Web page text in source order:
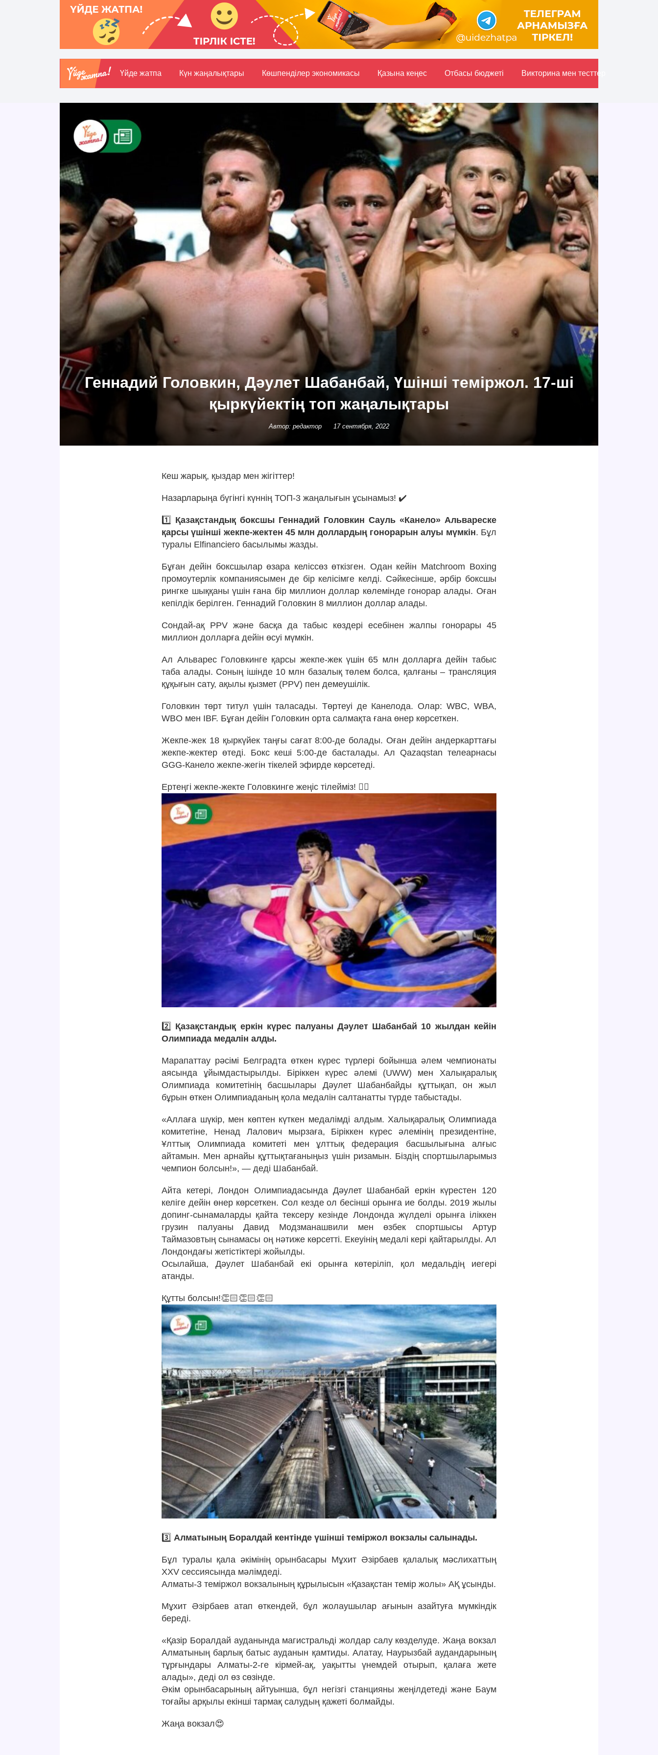
Үйде жатпа Күн жаңалықтары Көшпенділер экономикасы Қазына кеңес Отбасы бюджетi Викторина мен тесттер
Геннадий Головкин, Дәулет Шабанбай, Үшінші теміржол. 17-ші
қыркүйектің топ жаңалықтары
Автор: редактор 17 сентября, 2022
Кеш жарық, қыздар мен жігіттер!
Назарларыңа бүгінгі күннің ТОП-3 жаңалығын ұсынамыз! ✔️
1️⃣ Қазақстандық боксшы Геннадий Головкин Сауль «Канело» Альвареске
қарсы үшінші жекпе-жектен 45 млн доллардың гонорарын алуы мүмкін. Бұл
туралы Elfinanciero басылымы жазды.
Бұған дейін боксшылар өзара келіссөз өткізген. Одан кейін Matchroom Boxing
промоутерлік компаниясымен де бір келісімге келді. Сәйкесінше, әрбір боксшы
рингке шыққаны үшін ғана бір миллион доллар көлемінде гонорар алады. Оған
кепілдік берілген. Геннадий Головкин 8 миллион доллар алады.
Сондай-ақ PPV және басқа да табыс көздері есебінен жалпы гонорары 45
миллион долларға дейін өсуі мүмкін.
Ал Альварес Головкинге қарсы жекпе-жек үшін 65 млн долларға дейін табыс
таба алады. Соның ішінде 10 млн базалық төлем болса, қалғаны – трансляция
құқығын сату, ақылы қызмет (PPV) пен демеушілік.
Головкин төрт титул үшін таласады. Төртеуі де Канелода. Олар: WBC, WBA,
WBO мен IBF. Бұған дейін Головкин орта салмақта ғана өнер көрсеткен.
Жекпе-жек 18 қыркүйек таңғы сағат 8:00-де болады. Оған дейін андеркарттағы
жекпе-жектер өтеді. Бокс кеші 5:00-де басталады. Ал Qazaqstan телеарнасы
GGG-Канело жекпе-жегін тікелей эфирде көрсетеді.
Ертеңгі жекпе-жекте Головкинге жеңіс тілейміз! ✊🏻
2️⃣ Қазақстандық еркін күрес палуаны Дәулет Шабанбай 10 жылдан кейін
Олимпиада медалін алды.
Марапаттау рәсімі Белградта өткен күрес түрлері бойынша әлем чемпионаты
аясында ұйымдастырылды. Біріккен күрес әлемі (UWW) мен Халықаралық
Олимпиада комитетінің басшылары Дәулет Шабанбайды құттықап, он жыл
бұрын өткен Олимпиаданың қола медалін салтанатты түрде табыстады.
«Аллаға шүкір, мен көптен күткен медалімді алдым. Халықаралық Олимпиада
комитетіне, Ненад Лалович мырзаға, Біріккен күрес әлемінің президентіне,
Ұлттық Олимпиада комитеті мен ұлттық федерация басшылығына алғыс
айтамын. Мен арнайы құттықтағаныңыз үшін ризамын. Біздің спортшыларымыз
чемпион болсын!», — деді Шабанбай.
Айта кетері, Лондон Олимпиадасында Дәулет Шабанбай еркін күрестен 120
келіге дейін өнер көрсеткен. Сол кезде ол бесінші орынға ие болды. 2019 жылы
допинг-сынамаларды қайта тексеру кезінде Лондонда жүлделі орынға іліккен
грузин палуаны Давид Модзманашвили мен өзбек спортшысы Артур
Таймазовтың сынамасы оң нәтиже көрсетті. Екеуінің медалі кері қайтарылды. Ал
Лондондағы жетістіктері жойылды.
Осылайша, Дәулет Шабанбай екі орынға көтеріліп, қол медальдің иегері
атанды.
Құтты болсын!👏🏻👏🏻👏🏻
3️⃣Алматының Боралдай кентінде үшінші теміржол вокзалы салынады.
Бұл туралы қала әкімінің орынбасары Мұхит Әзірбаев қалалық мәслихаттың
XXV сессиясында мәлімдеді.
Алматы-3 теміржол вокзалының құрылысын «Қазақстан темір жолы» АҚ ұсынды.
Мұхит Әзірбаев атап өткендей, бұл жолаушылар ағынын азайтуға мүмкіндік
береді.
«Қазір Боралдай ауданында магистральді жолдар салу көзделуде. Жаңа вокзал
Алматының барлық батыс ауданын қамтиды. Алатау, Наурызбай аудандарының
тұрғындары Алматы-2-ге кірмей-ақ, уақытты үнемдей отырып, қалаға жете
алады», деді ол өз сөзінде.
Әкім орынбасарының айтуынша, бұл негізгі станцияны жеңілдетеді және Баум
тоғайы арқылы екінші тармақ салудың қажеті болмайды.
Жаңа вокзал😍